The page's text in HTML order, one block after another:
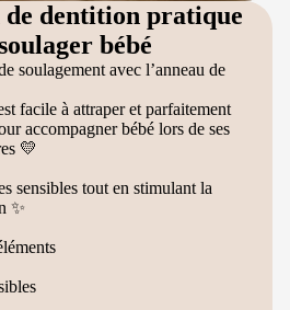
de dentition pratique
bébé
soulagement avec l’anneau de
facile à attraper et parfaitement
accompagner bébé lors de ses
💛
sensibles tout en stimulant la
✨